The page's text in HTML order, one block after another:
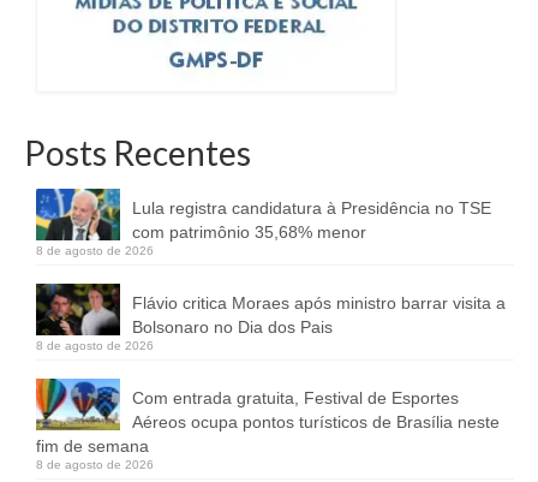
Posts Recentes
Lula registra candidatura à Presidência no TSE
com patrimônio 35,68% menor
8 de agosto de 2026
Flávio critica Moraes após ministro barrar visita a
Bolsonaro no Dia dos Pais
8 de agosto de 2026
Com entrada gratuita, Festival de Esportes
Aéreos ocupa pontos turísticos de Brasília neste
fim de semana
8 de agosto de 2026